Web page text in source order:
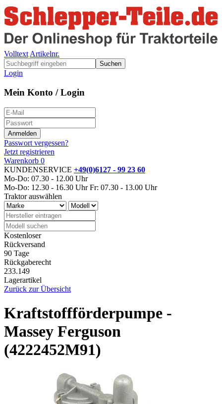
Volltext Artikelnr.
Suchen
Login
Mein Konto / Login
Passwort vergessen?
Jetzt registrieren
Warenkorb 0
KUNDENSERVICE +49(0)6127 - 99 23 60
Mo-Do: 07.30 - 12.00 Uhr
Mo-Do: 12.30 - 16.30 Uhr Fr: 07.30 - 13.00 Uhr
Traktor auswählen
Kostenloser
Rückversand
90 Tage
Rückgaberecht
233.149
Lagerartikel
Zurück zur Übersicht
Kraftstoffförderpumpe -
Massey Ferguson
(4222452M91)